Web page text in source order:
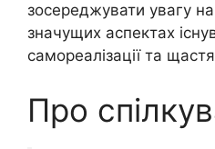
зосереджувати увагу
значущих аспектах
самореалізації та
Про